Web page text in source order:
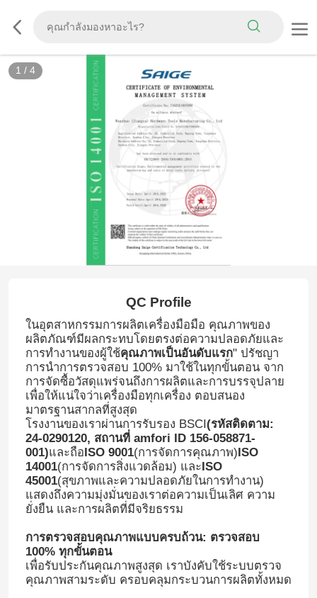
1 / 4
QC Profile
ในอุตสาหกรรมการผลิตเครื่องมือมือ คุณภาพของ
ผลิตภัณฑ์มีผลกระทบโดยตรงต่อความปลอดภัยและ
การทํางานของผู้ใช้คุณภาพเป็นอันดับแรก" ปรัชญา
การนําการตรวจสอบ 100% มาใช้ในทุกขั้นตอน จาก
การจัดซื้อวัสดุแพร่จนถึงการผลิตและการบรรจุปลาย
เพื่อให้แน่ใจว่าเครื่องมือทุกเครื่อง ตอบสนอง
มาตรฐานสากลที่สูงสุด
โรงงานของเราผ่านการรับรอง BSCI(รหัสติดตาม:
24-0290120, สถานที่ amfori ID 156-058871-
001)และถือISO 9001(การจัดการคุณภาพ)ISO
14001(การจัดการสิ่งแวดล้อม) และISO
45001(สุขภาพและความปลอดภัยในการทํางาน)
แสดงถึงความมุ่งมั่นของเราต่อความเป็นเลิศ ความ
ยั่งยืน และการผลิตที่มีจริยธรรม
การตรวจสอบคุณภาพแบบครบถ้วน: ตรวจสอบ
100% ทุกขั้นตอน
เพื่อรับประกันคุณภาพสูงสุด เราบังคับใช้ระบบตรวจ
คุณภาพสามระดับ ครอบคลุมกระบวนการผลิตทั้งหมด